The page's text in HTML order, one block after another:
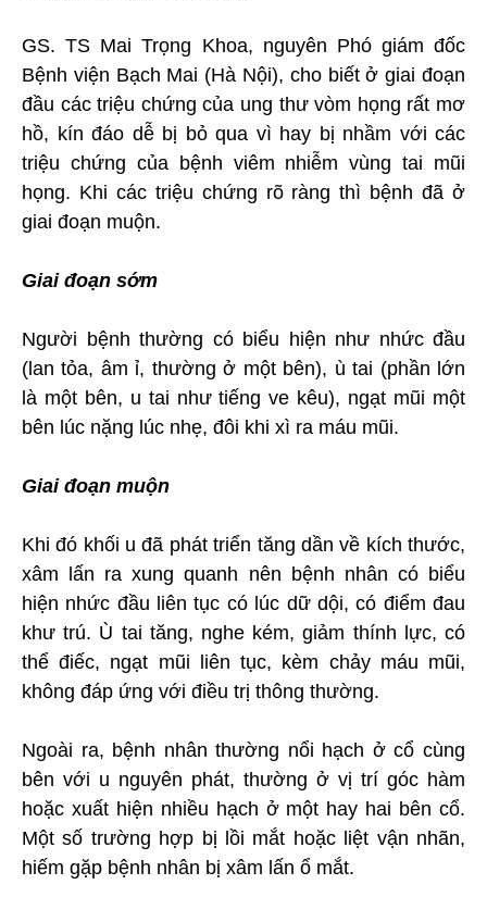
GS. TS Mai Trọng Khoa, nguyên Phó giám đốc
Bệnh viện Bạch Mai (Hà Nội), cho biết ở giai đoạn
đầu các triệu chứng của ung thư vòm họng rất mơ
hồ, kín đáo dễ bị bỏ qua vì hay bị nhầm với các
triệu chứng của bệnh viêm nhiễm vùng tai mũi
họng. Khi các triệu chứng rõ ràng thì bệnh đã ở
giai đoạn muộn.
Giai đoạn sớm
Người bệnh thường có biểu hiện như nhức đầu
(lan tỏa, âm ỉ, thường ở một bên), ù tai (phần lớn
là một bên, u tai như tiếng ve kêu), ngạt mũi một
bên lúc nặng lúc nhẹ, đôi khi xì ra máu mũi.
Giai đoạn muộn
Khi đó khối u đã phát triển tăng dần về kích thước,
xâm lấn ra xung quanh nên bệnh nhân có biểu
hiện nhức đầu liên tục có lúc dữ dội, có điểm đau
khư trú. Ù tai tăng, nghe kém, giảm thính lực, có
thể điếc, ngạt mũi liên tục, kèm chảy máu mũi,
không đáp ứng với điều trị thông thường.
Ngoài ra, bệnh nhân thường nổi hạch ở cổ cùng
bên với u nguyên phát, thường ở vị trí góc hàm
hoặc xuất hiện nhiều hạch ở một hay hai bên cổ.
Một số trường hợp bị lồi mắt hoặc liệt vận nhãn,
hiếm gặp bệnh nhân bị xâm lấn ổ mắt.